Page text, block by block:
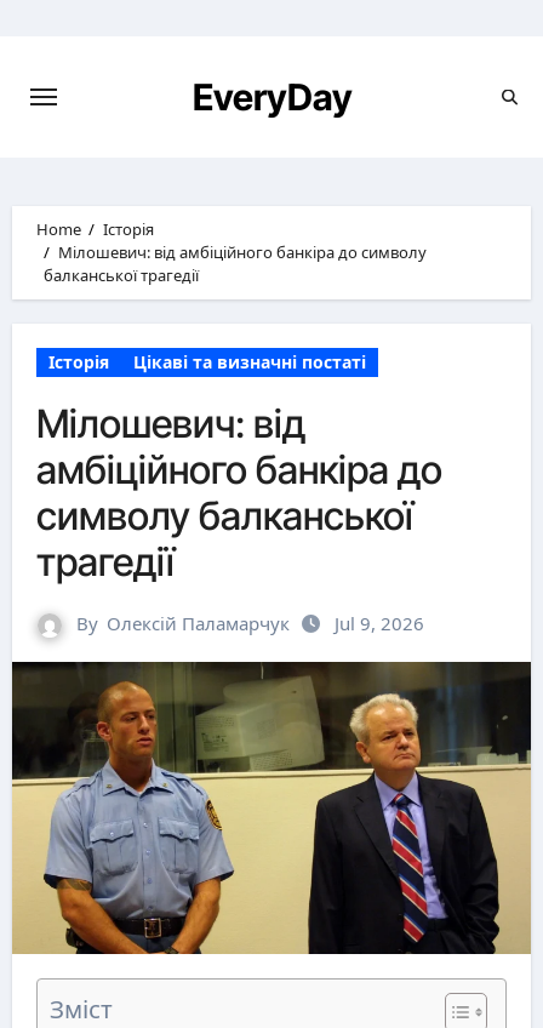
EveryDay
Home
Історія
Мілошевич: від амбіційного банкіра до символу
балканської трагедії
Історія Цікаві та визначні постаті
Мілошевич: від
амбіційного банкіра до
символу балканської
трагедії
By Олексій Паламарчук Jul 9, 2026
Зміст